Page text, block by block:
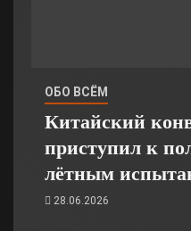
ОБО ВСЁМ
Китайский
приступил к
лётным
28.06.2026